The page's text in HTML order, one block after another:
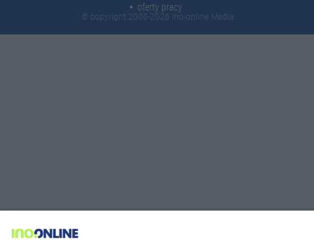
oferty pracy
© copyright 2000-2026 Ino-online Media